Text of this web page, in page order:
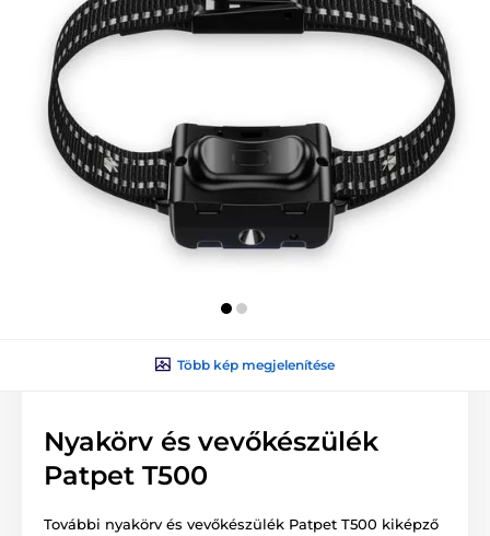
Több kép megjelenítése
Nyakörv és vevőkészülék
Patpet T500
További nyakörv és vevőkészülék Patpet T500 kiképző